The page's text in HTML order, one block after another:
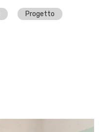
Progetto